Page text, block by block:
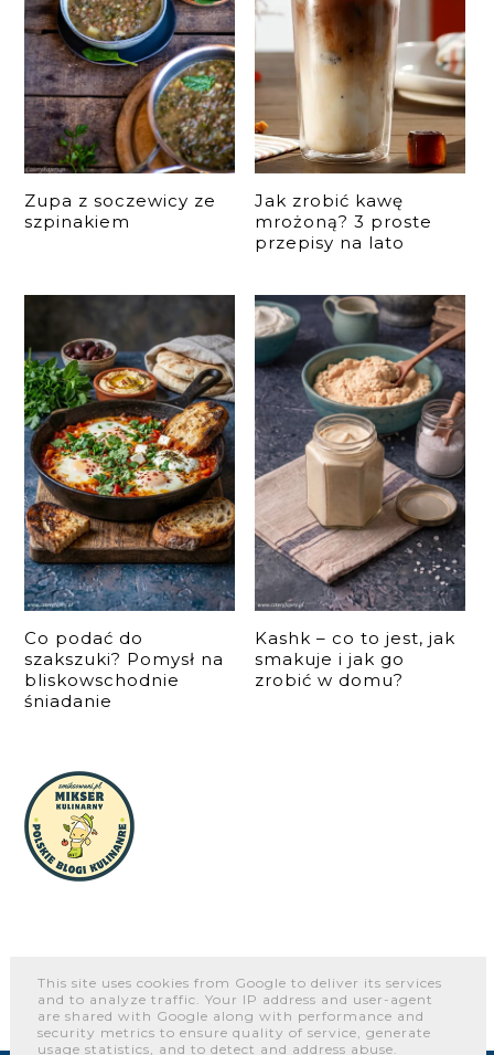
Zupa z soczewicy ze
szpinakiem
Jak zrobić kawę
mrożoną? 3 proste
przepisy na lato
Co podać do
szakszuki? Pomysł na
bliskowschodnie
śniadanie
Kashk – co to jest, jak
smakuje i jak go
zrobić w domu?
O NAS WSPÓŁPRACA I KONTAKT PORTFOLIO
This site uses cookies from Google to deliver its services
and to analyze traffic. Your IP address and user-agent
are shared with Google along with performance and
security metrics to ensure quality of service, generate
usage statistics, and to detect and address abuse.